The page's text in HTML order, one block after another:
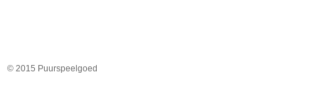
© 2015 Puurspeelgoed